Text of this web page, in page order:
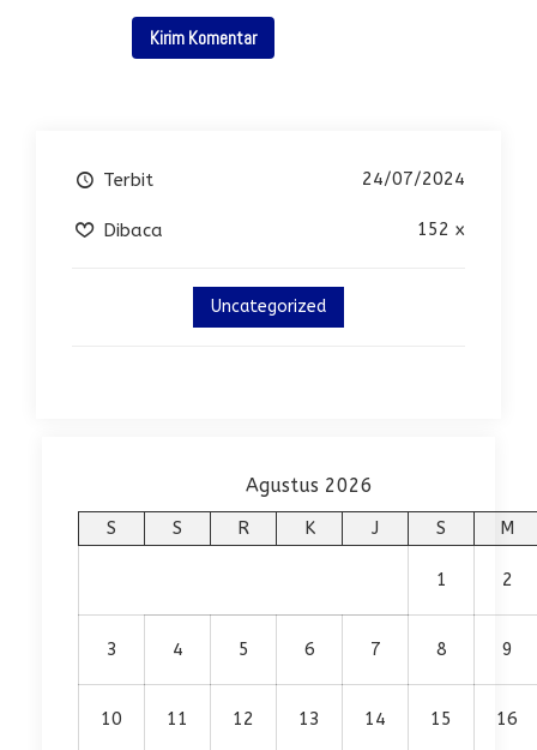
Terbit 24/07/2024
Dibaca 152 x
Uncategorized
Agustus 2026
S S R K J S M
1 2
3 4 5 6 7 8 9
10 11 12 13 14 15 16